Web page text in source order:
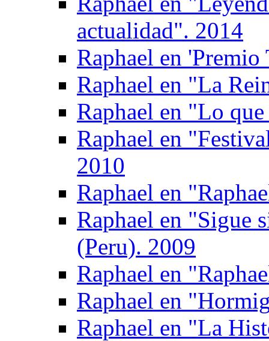
actualidad". 2014
Raphael en
Raphael en "La
Raphael en "Lo
Raphael en
2010
Raphael en
Raphael en "Sigue
(Peru). 2009
Raphael en
Raphael en
Raphael en "La